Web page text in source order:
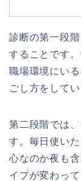
診断の第一段
することです
職場環境にい
ごし方をして
第二段階では
す。毎日使い
心なのか夜も
イプが変わって